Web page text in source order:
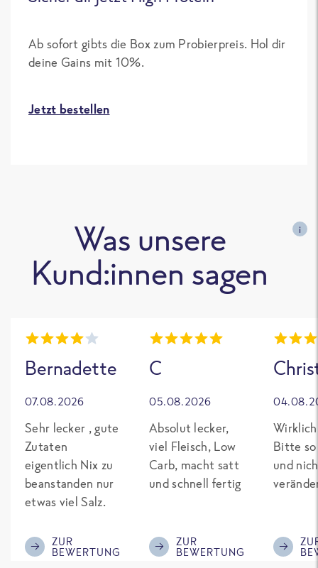
Ab sofort gibts die Box zum Probierpreis. Hol dir
deine Gains mit 10%.
Jetzt bestellen
Was unsere
Kund:innen sagen
i
Bernadette
07.08.2026
Sehr lecker , gute
Zutaten
eigentlich Nix zu
beanstanden nur
etwas viel Salz.
ZUR
BEWERTUNG
C
05.08.2026
Absolut lecker,
viel Fleisch, Low
Carb, macht satt
und schnell fertig
ZUR
BEWERTUNG
Bitte so
und